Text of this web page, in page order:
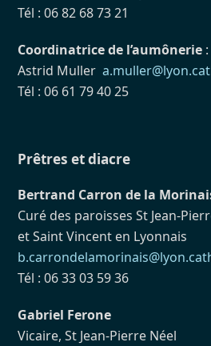
Tél : 06 82 68 73 21
Coordinatrice de l’aumônerie :
Astrid Muller
Tél : 06 61 79 40 25
Prêtres et diacre
Bertrand Carron de la
Curé des paroisses St Jean-
et Saint Vincent en Lyonnais
Tél : 06 33 03 59 36
Gabriel Ferone
Vicaire, St Jean-Pierre Néel